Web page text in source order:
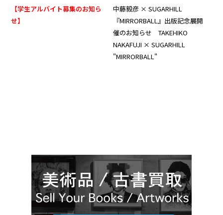
【学生アルバイト募集のお知ら
せ】
中藤毅彦 × SUGARHILL
『MIRRORBALL』出版記念展開
催のお知らせ TAKEHIKO
NAKAFUJI × SUGARHILL
"MIRRORBALL"